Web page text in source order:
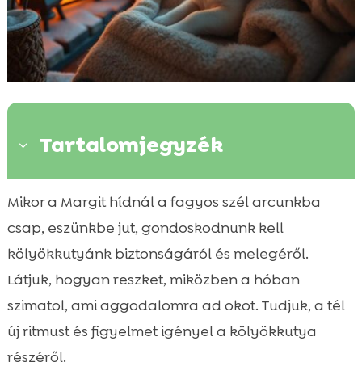
3 Tartalomjegyzék
 Téli biztonság alapjai a kölyökkutyáknál
 Réteges öltöztetés és védőfelszerelés
 Tappancsvédelem hóban, jégben és sózott
utakon
kölyökkutya gondozása tél
Táplálás télen: energia, fehérje és
hidratálás
Mikor a Margit hídnál a fagyos szél arcunkba
csap, eszünkbe jut, gondoskodnunk kell
kölyökkutyánk biztonságáról és melegéről.
Látjuk, hogyan reszket, miközben a hóban
szimatol, ami aggodalomra ad okot. Tudjuk, a tél
új ritmust és figyelmet igényel a kölyökkutya
részéről.